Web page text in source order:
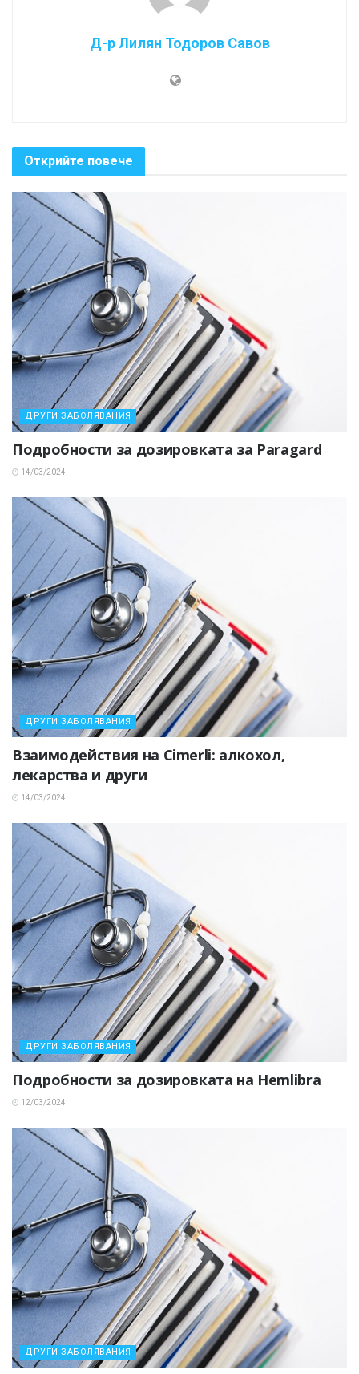
Д-р Лилян Тодоров Савов
Открийте повече
ДРУГИ ЗАБОЛЯВАНИЯ
Подробности за дозировката за Paragard
14/03/2024
ДРУГИ ЗАБОЛЯВАНИЯ
Взаимодействия на Cimerli: алкохол,
лекарства и други
14/03/2024
ДРУГИ ЗАБОЛЯВАНИЯ
Подробности за дозировката на Hemlibra
12/03/2024
ДРУГИ ЗАБОЛЯВАНИЯ